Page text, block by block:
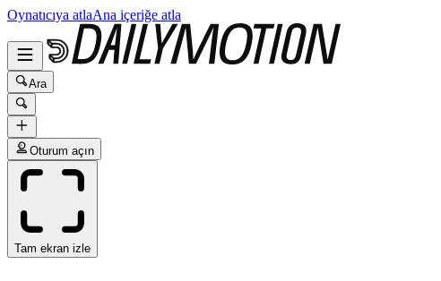
Oynatıcıya atlaAna içeriğe atla
Ara
Oturum açın
Tam ekran izle